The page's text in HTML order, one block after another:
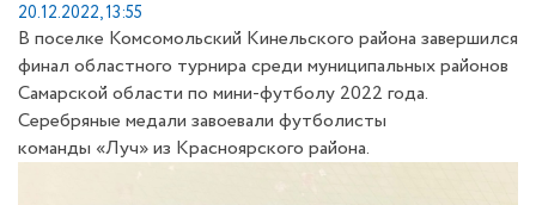
20.12.2022, 13:55
В поселке Комсомольский Кинельского района завершился
финал областного турнира среди муниципальных районов
Самарской области по мини-футболу 2022 года.
Серебряные медали завоевали футболисты
команды «Луч» из Красноярского района.